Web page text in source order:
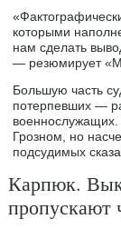
которыми
нам сделать
— резюмирует
Большую часть
потерпевших —
Грозном, но
подсудимых
Карпюк.
пропускают